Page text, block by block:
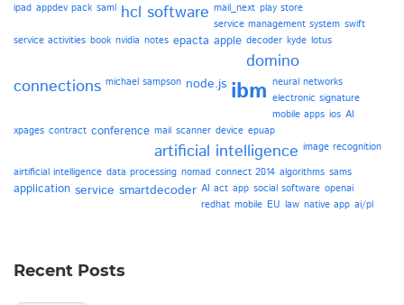
ipad appdev pack saml hcl software mail_next play store
service management system swift
service activities book nvidia notes epacta apple decoder kyde lotus
domino
connections michael sampson node.js ibm neural networks
electronic signature
mobile apps ios AI
xpages contract conference mail scanner device epuap
artificial intelligence image recognition
airtificial intelligence data processing nomad connect 2014 algorithms sams
application service smartdecoder AI act app social software openai
redhat mobile EU law native app ai/pl
Recent Posts